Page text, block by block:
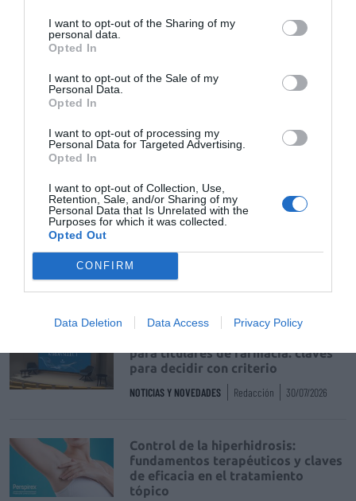
I want to opt-out of the Sharing of my
personal data.
Opted In
I want to opt-out of the Sale of my
Personal Data.
Opted In
I want to opt-out of processing my
Personal Data for Targeted Advertising.
Opted In
I want to opt-out of Collection, Use,
Retention, Sale, and/or Sharing of my
Personal Data that Is Unrelated with the
Purposes for which it was collected.
Opted Out
CONFIRM
Data Deletion Data Access Privacy Policy
La venta online de medicamentos
DIGITAL Isabel Marín Moral 28/07/2026
Récord de comunicaciones para el
24 Congreso Nacional
NOTICIAS Y NOVEDADES
el cuidado infantil
NOTICIAS Y NOVEDADES
para titulares de farmacia: claves
para decidir con criterio
NOTICIAS Y NOVEDADES Redacción 30/07/2026
Control de la hiperhidrosis:
fundamentos terapéuticos y claves
de eficacia en el tratamiento
tópico